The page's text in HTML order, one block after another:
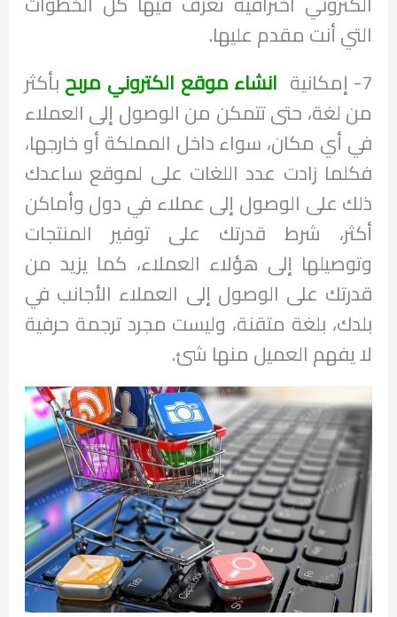
التي أنت مقدم عليها.
7- إمكانية
انشاء موقع الكتروني مربح بأكثر
من لغة، حتى تتمكن من الوصول إلى العملاء
في أي مكان، سواء داخل المملكة أو خارجها،
فكلما زادت عدد اللغات على لموقع ساعدك
ذلك على الوصول إلى عملاء في دول وأماكن
أكثر، شرط قدرتك على توفير المنتجات
وتوصيلها إلى هؤلاء العملاء، كما يزيد من
قدرتك على الوصول إلى العملاء الأجانب في
بلدك، بلغة متقنة، وليست مجرد ترجمة حرفية
لا يفهم العميل منها شئ.